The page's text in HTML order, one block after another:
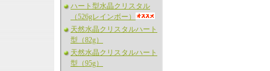
ハート型水晶クリスタル
（526gレインボー）
天然水晶クリスタルハート
型（82g）
天然水晶クリスタルハート
型（95g）